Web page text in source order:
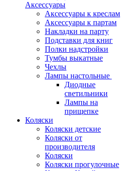
Аксессуары
Аксессуары к креслам
Аксессуары к партам
Накладки на парту
Подставки для книг
Полки надстройки
Тумбы выкатные
Чехлы
Лампы настольные
Диодные
светильники
Лампы на
прищепке
Коляски
Коляски детские
Коляски от
производителя
Коляски
Коляски прогулочные